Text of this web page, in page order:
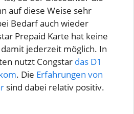
auf diese Weise sehr
Bedarf auch wieder
Prepaid Karte hat keine
jederzeit möglich. In
nutzt Congstar das D1
. Die Erfahrungen von
sind dabei relativ positiv.